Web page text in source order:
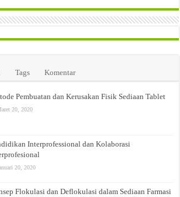
Tags Komentar
Pembuatan dan Kerusakan Fisik Sediaan Tablet
20, 2020
Interprofessional dan Kolaborasi
20, 2020
Flokulasi dan Deflokulasi dalam Sediaan Farmasi